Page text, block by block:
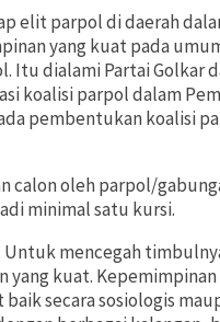
parpol di daerah
yang kuat pada
dialami Partai Golkar
koalisi parpol dalam
pembentukan koalisi
calon oleh parpol/
minimal satu kursi.
mencegah
kuat.
secara sosiologis